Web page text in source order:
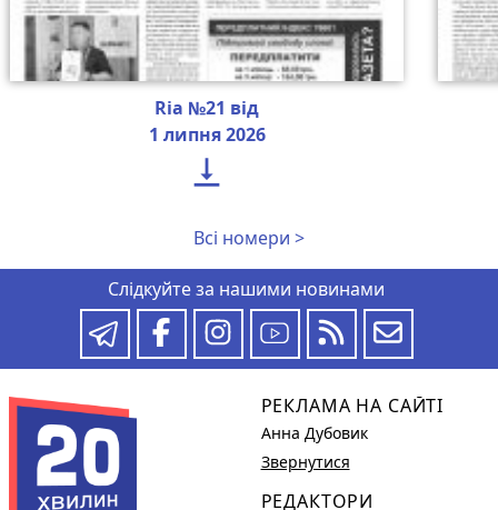
Ria №21 від
1 липня 2026

Всі номери >
Слідкуйте за нашими новинами
РЕКЛАМА НА САЙТІ
Анна Дубовик
Звернутися
РЕДАКТОРИ